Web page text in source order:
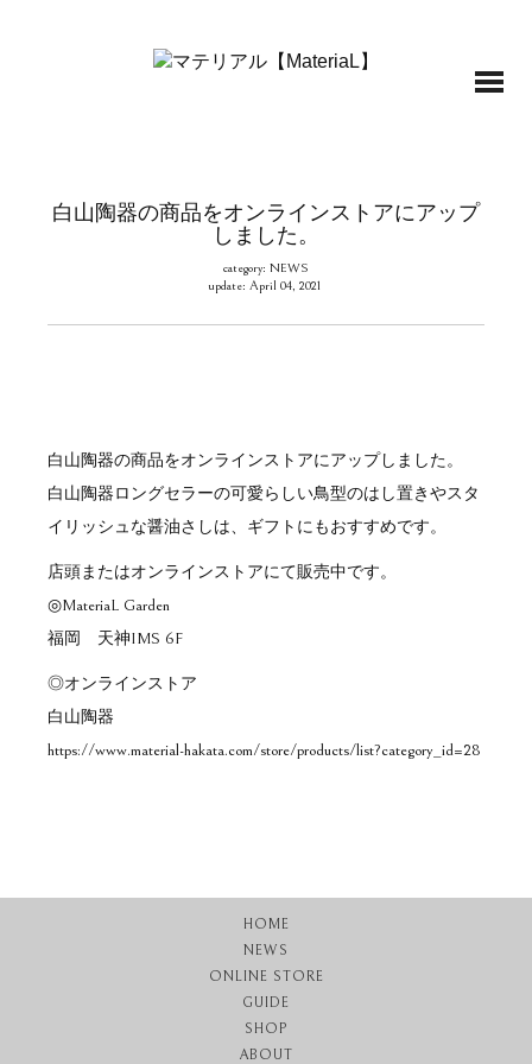
白山陶器の商品をオンラインストアにアップ
しました。
category: NEWS
update: April 04, 2021
白山陶器の商品をオンラインストアにアップしました。
白山陶器ロングセラーの可愛らしい鳥型のはし置きやスタ
イリッシュな醤油さしは、ギフトにもおすすめです。
店頭またはオンラインストアにて販売中です。
◎MateriaL Garden
福岡 天神IMS 6F
◎オンラインストア
白山陶器
https://www.material-hakata.com/store/products/list?category_id=28
HOME
NEWS
ONLINE STORE
GUIDE
SHOP
ABOUT